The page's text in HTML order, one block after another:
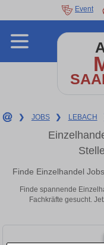
Event
❯ JOBS ❯ LEBACH
Finde Einzelhandel
Finde spannende
Fachkräfte gesucht.